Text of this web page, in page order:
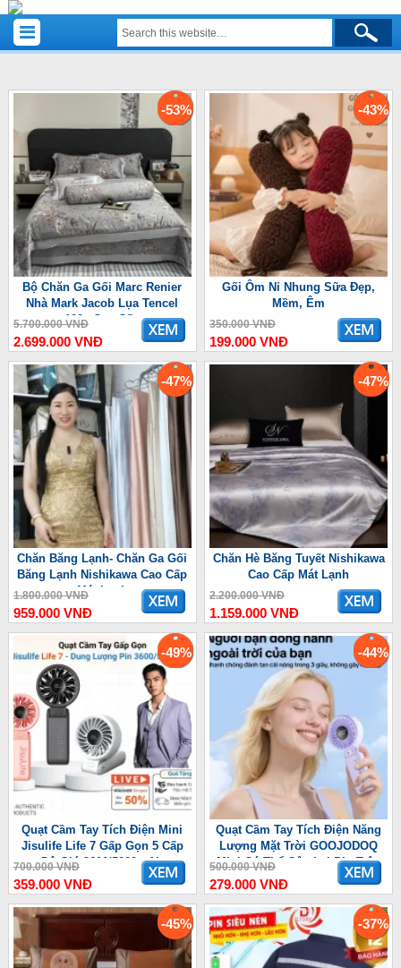
-53%
Bộ Chăn Ga Gối Marc Renier
Nhà Mark Jacob Lụa Tencel
100s Cao Cấp
5.700.000 VNĐ
2.699.000 VNĐ
-43%
Gối Ôm Nỉ Nhung Sữa Đẹp,
Mềm, Êm
350.000 VNĐ
199.000 VNĐ
-47%
Chăn Băng Lạnh- Chăn Ga Gối
Băng Lạnh Nishikawa Cao Cấp
Mát Lạnh
1.800.000 VNĐ
959.000 VNĐ
-47%
Chăn Hè Băng Tuyết Nishikawa
Cao Cấp Mát Lạnh
2.200.000 VNĐ
1.159.000 VNĐ
-49%
Quạt Cầm Tay Tích Điện Mini
Jisulife Life 7 Gấp Gọn 5 Cấp
Độ Gió 3600/5000mAh
700.000 VNĐ
359.000 VNĐ
-44%
Quạt Cầm Tay Tích Điện Năng
Lượng Mặt Trời GOOJODOQ
Mini Có Thể Gập Lại Pin Trâu
3600 mAh
500.000 VNĐ
279.000 VNĐ
-45% -37%